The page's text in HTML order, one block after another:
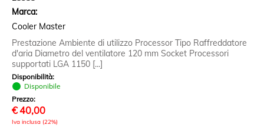
Marca:
Cooler Master
Prestazione Ambiente di utilizzo Processor Tipo Raffreddatore
d'aria Diametro del ventilatore 120 mm Socket Processori
supportati LGA 1150 [...]
Disponibilità:
Disponibile
Prezzo:
€40,00
Iva inclusa (22%)